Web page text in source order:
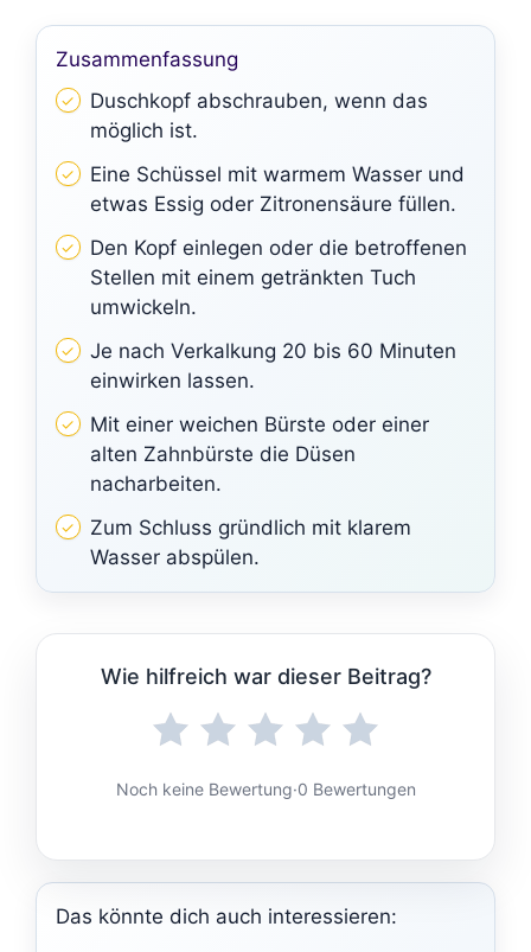
Zusammenfassung
Duschkopf abschrauben, wenn das
möglich ist.
Eine Schüssel mit warmem Wasser und
etwas Essig oder Zitronensäure füllen.
Den Kopf einlegen oder die betroffenen
Stellen mit einem getränkten Tuch
umwickeln.
Je nach Verkalkung 20 bis 60 Minuten
einwirken lassen.
Mit einer weichen Bürste oder einer
alten Zahnbürste die Düsen
nacharbeiten.
Zum Schluss gründlich mit klarem
Wasser abspülen.
Wie hilfreich war dieser Beitrag?
Noch keine Bewertung·0 Bewertungen
Das könnte dich auch interessieren: